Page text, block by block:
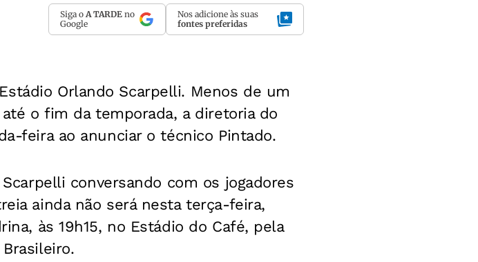
Siga o A TARDE no
Google
Nos adicione às suas
fontes preferidas
Orlando Scarpelli. Menos de um
o fim da temporada, a diretoria do
feira ao anunciar o técnico Pintado.
conversando com os jogadores
ainda não será nesta terça-feira,
às 19h15, no Estádio do Café, pela